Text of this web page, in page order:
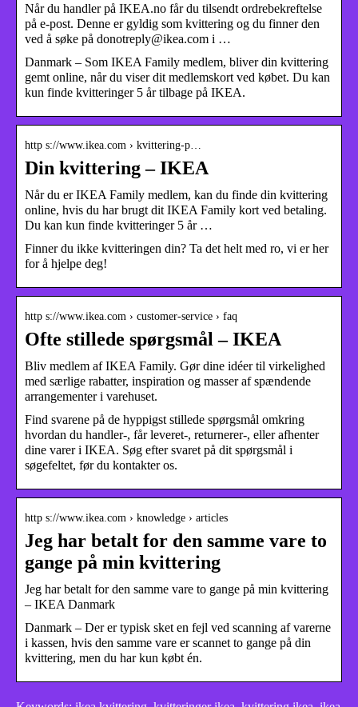
Når du handler på IKEA.no får du tilsendt ordrebekreftelse
på e-post. Denne er gyldig som kvittering og du finner den
ved å søke på donotreply@ikea.com i …
Danmark – Som IKEA Family medlem, bliver din kvittering
gemt online, når du viser dit medlemskort ved købet. Du kan
kun finde kvitteringer 5 år tilbage på IKEA.
http s://www.ikea.com › kvittering-p…
Din kvittering – IKEA
Når du er IKEA Family medlem, kan du finde din kvittering
online, hvis du har brugt dit IKEA Family kort ved betaling.
Du kan kun finde kvitteringer 5 år …
Finner du ikke kvitteringen din? Ta det helt med ro, vi er her
for å hjelpe deg!
http s://www.ikea.com › customer-service › faq
Ofte stillede spørgsmål – IKEA
Bliv medlem af IKEA Family. Gør dine idéer til virkelighed
med særlige rabatter, inspiration og masser af spændende
arrangementer i varehuset.
Find svarene på de hyppigst stillede spørgsmål omkring
hvordan du handler-, får leveret-, returnerer-, eller afhenter
dine varer i IKEA. Søg efter svaret på dit spørgsmål i
søgefeltet, før du kontakter os.
http s://www.ikea.com › knowledge › articles
Jeg har betalt for den samme vare to
gange på min kvittering
Jeg har betalt for den samme vare to gange på min kvittering
– IKEA Danmark
Danmark – Der er typisk sket en fejl ved scanning af varerne
i kassen, hvis den samme vare er scannet to gange på din
kvittering, men du har kun købt én.